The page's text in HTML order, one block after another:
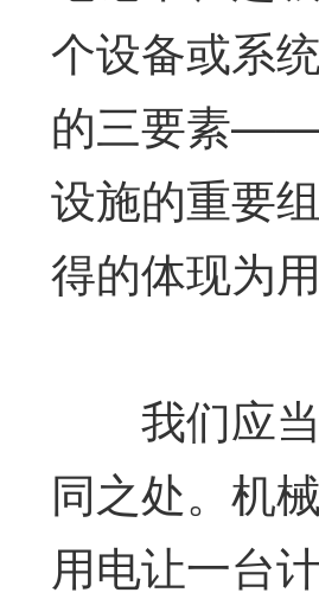
个设备或系
的三要素——
设施的重要
得的体现为
我们应当
同之处。机
用电让一台